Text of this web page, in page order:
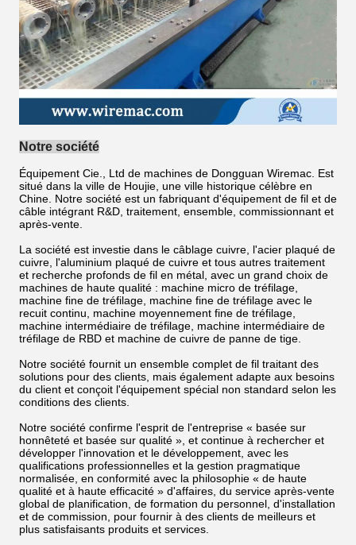
Notre société
Équipement Cie., Ltd de machines de Dongguan Wiremac. Est
situé dans la ville de Houjie, une ville historique célèbre en
Chine. Notre société est un fabriquant d'équipement de fil et de
câble intégrant R&D, traitement, ensemble, commissionnant et
après-vente.
La société est investie dans le câblage cuivre, l'acier plaqué de
cuivre, l'aluminium plaqué de cuivre et tous autres traitement
et recherche profonds de fil en métal, avec un grand choix de
machines de haute qualité : machine micro de tréfilage,
machine fine de tréfilage, machine fine de tréfilage avec le
recuit continu, machine moyennement fine de tréfilage,
machine intermédiaire de tréfilage, machine intermédiaire de
tréfilage de RBD et machine de cuivre de panne de tige.
Notre société fournit un ensemble complet de fil traitant des
solutions pour des clients, mais également adapte aux besoins
du client et conçoit l'équipement spécial non standard selon les
conditions des clients.
Notre société confirme l'esprit de l'entreprise « basée sur
honnêteté et basée sur qualité », et continue à rechercher et
développer l'innovation et le développement, avec les
qualifications professionnelles et la gestion pragmatique
normalisée, en conformité avec la philosophie « de haute
qualité et à haute efficacité » d'affaires, du service après-vente
global de planification, de formation du personnel, d'installation
et de commission, pour fournir à des clients de meilleurs et
plus satisfaisants produits et services.